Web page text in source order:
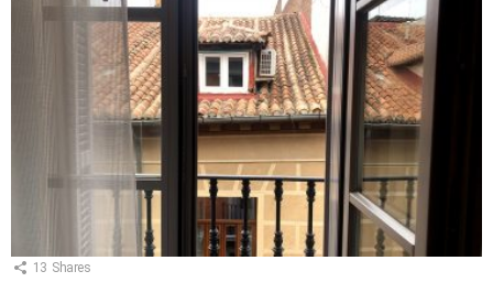
13 Shares